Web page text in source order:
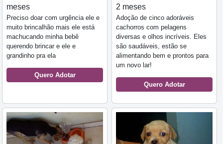
meses
Preciso doar com urgência ele e
muito brincalhão mais ele está
machucando minha bebê
querendo brincar e ele e
grandinho pra ela
Quero Adotar
2 meses
Adoção de cinco adoráveis
cachorros com pelagens
diversas e olhos incríveis. Eles
são saudáveis, estão se
alimentando bem e prontos para
um novo lar!
Quero Adotar